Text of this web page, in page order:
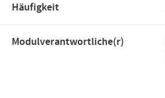
Häufigkeit
Modulverantwortliche(r)